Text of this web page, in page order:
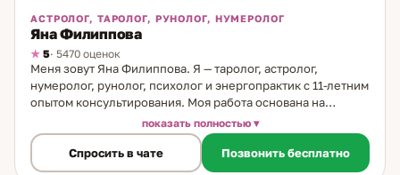
АСТРОЛОГ, ТАРОЛОГ, РУНОЛОГ, НУМЕРОЛОГ
Яна Филиппова
5· 5470 оценок
Меня зовут Яна Филиппова. Я — таролог, астролог,
нумеролог, рунолог, психолог и энергопрактик с 11-летним
опытом консультирования. Моя работа основана на
сочетании точных инструментов анализа и глубинного
понимания человеческой природы. Каждый расклад,
каждая натальная карта — это не просто прогноз, а путь к
осознанию закономерностей, которые формируют нашу
показать полностью
Спросить в чате Позвонить бесплатно